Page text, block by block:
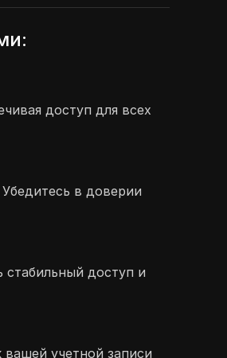
доступ для всех
в доверии
стабильный доступ и
вашей учетной записи